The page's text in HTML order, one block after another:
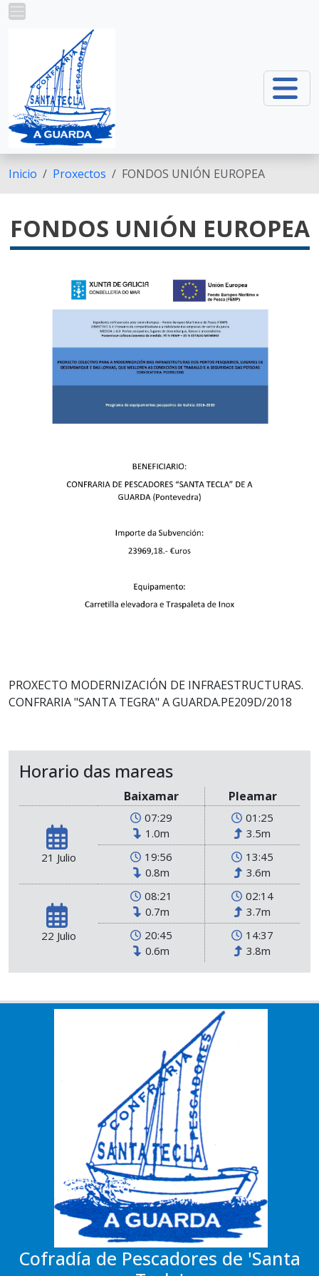
Ir o contido principal
Inicio Proxectos FONDOS UNIÓN EUROPEA
FONDOS UNIÓN EUROPEA
PROXECTO MODERNIZACIÓN DE INFRAESTRUCTURAS.
CONFRARIA "SANTA TEGRA" A GUARDA.PE209D/2018
Horario das mareas
Baixamar Pleamar
21 Julio
07:29
1.0m
01:25
3.5m
19:56
0.8m
13:45
3.6m
22 Julio
08:21
0.7m
02:14
3.7m
20:45
0.6m
14:37
3.8m
Cofradía de Pescadores de 'Santa